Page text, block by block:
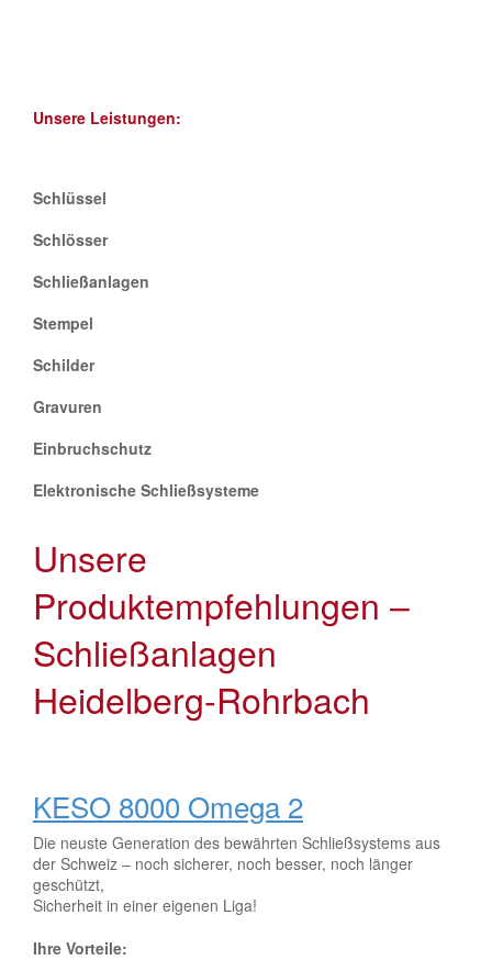
Unsere Leistungen:
Schlüssel
Schlösser
Schließanlagen
Stempel
Schilder
Gravuren
Einbruchschutz
Elektronische Schließsysteme
Unsere
Produktempfehlungen –
Schließanlagen
Heidelberg-Rohrbach
KESO 8000 Omega 2
Die neuste Generation des bewährten Schließsystems aus
der Schweiz – noch sicherer, noch besser, noch länger
geschützt,
Sicherheit in einer eigenen Liga!
Ihre Vorteile: